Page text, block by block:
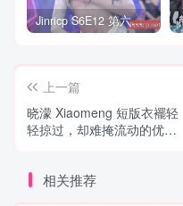
Jinricp S6E12 第六季 第12期 营救俘虏战 中英韩简繁字幕
上一篇
晓濛 Xiaomeng 短版衣襬轻
轻掠过，却难掩流动的优雅
相关推荐